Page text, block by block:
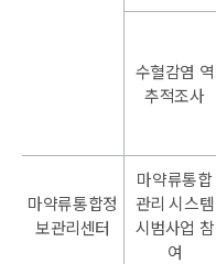
수혈감염 역
추적조사
마약류통합정
보관리센터
마약류통합
관리 시스템
시범사업 참
여